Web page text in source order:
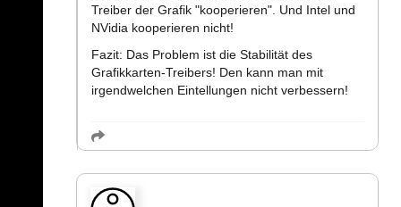
Treiber der Grafik "kooperieren". Und Intel und
NVidia kooperieren nicht!
Fazit: Das Problem ist die Stabilität des
Grafikkarten-Treibers! Den kann man mit
irgendwelchen Eintellungen nicht verbessern!